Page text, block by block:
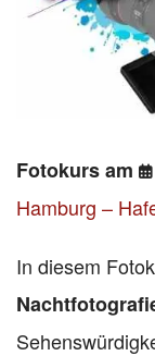
Fotokurs am
Hamburg –
In diesem